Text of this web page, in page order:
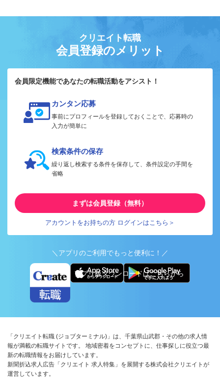
クリエイト転職
会員登録のメリット
会員限定機能であなたの転職活動をアシスト！
カンタン応募
事前にプロフィールを登録しておくことで、応募時の
入力が簡単に
検索条件の保存
繰り返し検索する条件を保存して、条件設定の手間を
省略
まずは会員登録（無料）
アカウントをお持ちの方 ログインはこちら＞
＼アプリのご利用でもっと便利に！／
アプリ版ダウンロードはこちらから
「クリエイト転職 (ジョブターミナル)」は、千葉県山武郡・その他の求人情
報が満載の転職サイトです。 地域密着をコンセプトに、仕事探しに役立つ最
新の転職情報をお届けしています。
新聞折込求人広告「クリエイト 求人特集」を展開する株式会社クリエイトが
運営しています。